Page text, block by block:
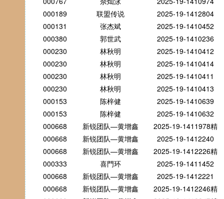
000189
联盟传说
2025-19-1412804
000131
张杰斌
2025-19-1410452
000380
郭世武
2025-19-1410236
000230
林秋明
2025-19-1410412
000230
林秋明
2025-19-1410414
000230
林秋明
2025-19-1410411
000230
林秋明
2025-19-1410413
000153
陈梓健
2025-19-1410639
000153
陈梓健
2025-19-1410632
000668
新锐团队—黄增鑫
2025-19-1411978精
000668
新锐团队—黄增鑫
2025-19-1412240
000668
新锐团队—黄增鑫
2025-19-1412226精
000333
喜門环
2025-19-1411452
000668
新锐团队—黄增鑫
2025-19-1412221
000668
新锐团队—黄增鑫
2025-19-1412246精